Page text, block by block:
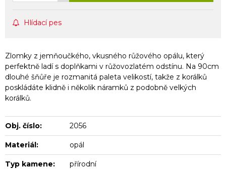
Hlídací pes
Zlomky z jemňoučkého, vkusného růžového opálu, který
perfektně ladí s doplňkami v růžovozlatém odstínu. Na 90cm
dlouhé šňůře je rozmanitá paleta velikostí, takže z korálků
poskládáte klidně i několik náramků z podobně velkých
korálků.
Obj. číslo: 2056
Materiál: opál
Typ kamene: přírodní